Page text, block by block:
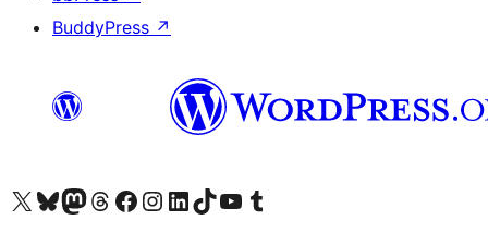
BuddyPress ↗
Visita nuestra cuenta de X (anteriormente Twitter)
Visita nuestra cuenta de Bluesky
Visita nuestra cuenta de Mastodon
Visita nuestra cuenta de Threads
Visita nuestra página de Facebook
Visita nuestra cuenta de Instagram
Visita nuestra cuenta de LinkedIn
Visita nuestra cuenta de TikTok
Visita nuestro canal de YouTube
Visita nuestra cuenta de Tumblr